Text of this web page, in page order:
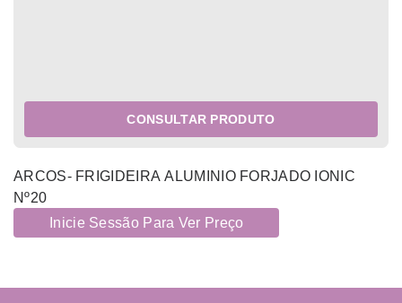
CONSULTAR PRODUTO
ARCOS- FRIGIDEIRA ALUMINIO FORJADO IONIC
Nº20
Inicie Sessão Para Ver Preço